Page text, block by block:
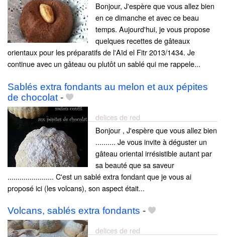
Bonjour, J'espère que vous allez bien
en ce dimanche et avec ce beau
temps. Aujourd'hui, je vous propose
quelques recettes de gâteaux
orientaux pour les préparatifs de l'Aïd el Fitr 2013/1434. Je
continue avec un gâteau ou plutôt un sablé qui me rappele...
Sablés extra fondants au melon et aux pépites
de chocolat -
delices de red
Bonjour , J'espère que vous allez bien
.......... Je vous invite à déguster un
gâteau oriental irrésistible autant par
sa beauté que sa saveur
....................... C'est un sablé extra fondant que je vous ai
proposé ici (les volcans), son aspect était...
Volcans, sablés extra fondants -
delices de red